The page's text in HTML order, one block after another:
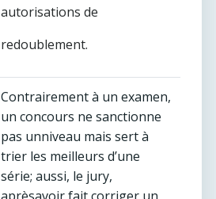
autorisations de
redoublement.
Contrairement à un examen,
un concours ne sanctionne
pas unniveau mais sert à
trier les meilleurs d’une
série; aussi, le jury,